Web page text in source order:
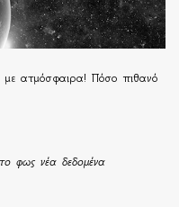
ατμόσφαιρα! Πόσο πιθανό
φως νέα δεδομένα